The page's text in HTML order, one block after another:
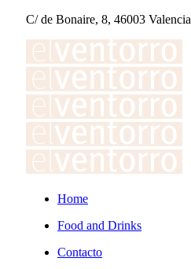
C/ de Bonaire, 8, 46003 Valencia
Home
Food and Drinks
Contacto